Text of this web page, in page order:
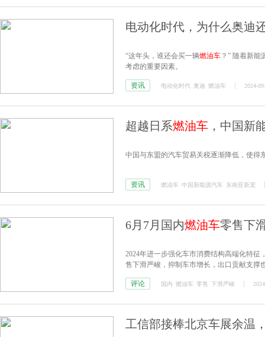
电动化时代，为什么奥迪
“这年头，谁还会买一辆燃油车 ？” 随着新
考虑的重要因素。
资讯 电动化时代 奥迪 燃油车 2024-
超越日系燃油车 ，中国新
中国与东盟的汽车贸易关税逐渐降低，使得
资讯 燃油车 中国新能源汽车 东南亚新宠
6月7月国内燃油车零售下
2024年进一步强化车市消费结构高端化特征
售下滑严峻，抑制车市增长，出口贡献支撑
评论 国内 燃油车 零售 下滑严峻
工信部接棒北京车展余温